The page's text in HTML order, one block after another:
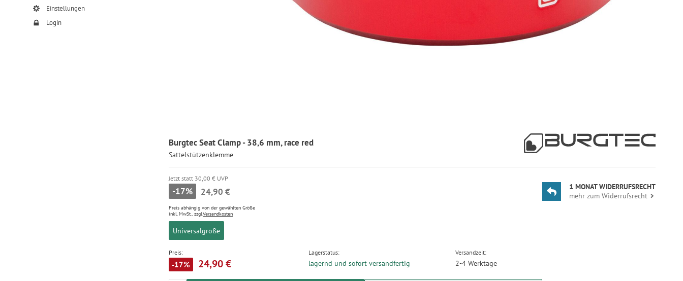
Einstellungen
Login
Burgtec Seat Clamp - 38,6 mm, race red
Sattelstützenklemme
Jetzt statt 30,00 € UVP
-17% 24,90 €
Preis abhängig von der gewählten Größe
inkl. MwSt., zzgl.Versandkosten
Universalgröße
Preis:
-17% 24,90 €
Lagerstatus:
lagernd und sofort versandfertig
Versandzeit:
2-4 Werktage
1 MONAT WIDERRUFSRECHT
mehr zum Widerrufsrecht